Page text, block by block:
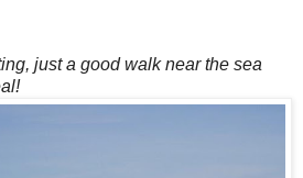
just a good walk near the sea